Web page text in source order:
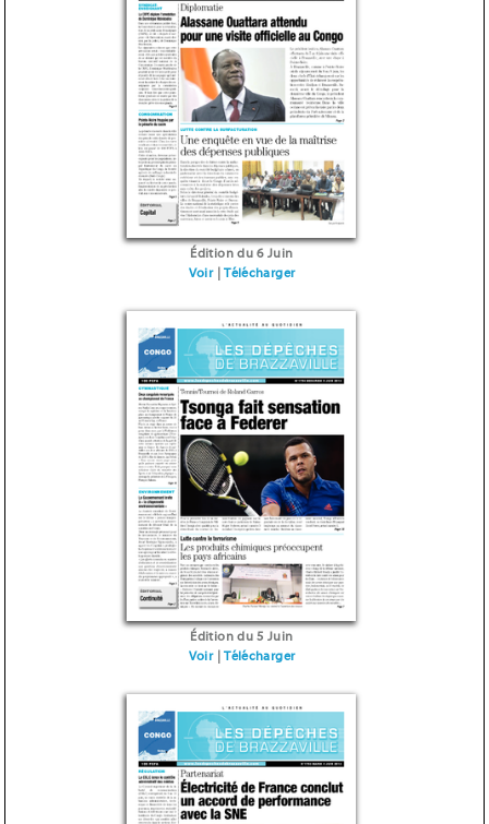
Édition du 6 Juin
Voir| Télécharger
Édition du 5 Juin
Voir| Télécharger